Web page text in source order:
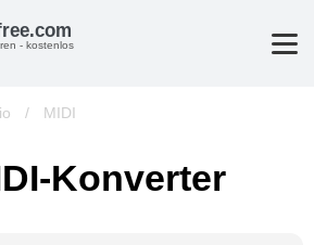
- kostenlos
/ MIDI
Konverter